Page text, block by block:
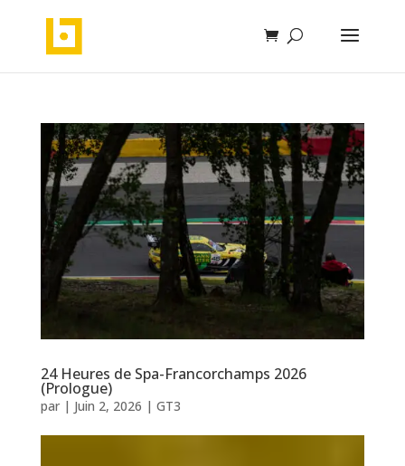
24 Heures de Spa-Francorchamps 2026
(Prologue)
par | Juin 2, 2026 | GT3